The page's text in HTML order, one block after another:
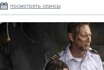
посмотреть сеансы